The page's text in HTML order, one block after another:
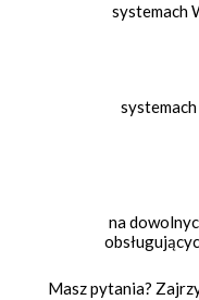
systemach
na
Masz pytania?